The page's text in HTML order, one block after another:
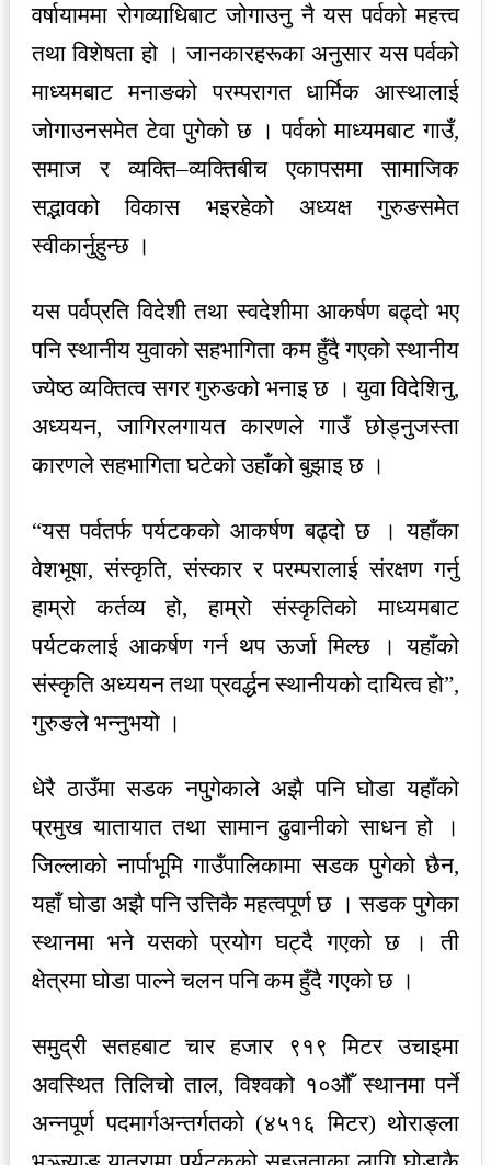
वर्षायाममा रोगव्याधिबाट जोगाउनु नै यस पर्वको महत्त्व
तथा विशेषता हो । जानकारहरूका अनुसार यस पर्वको
माध्यमबाट मनाङको परम्परागत धार्मिक आस्थालाई
जोगाउनसमेत टेवा पुगेको छ । पर्वको माध्यमबाट गाउँ,
समाज र व्यक्ति–व्यक्तिबीच एकापसमा सामाजिक
सद्भावको विकास भइरहेको अध्यक्ष गुरुङसमेत
स्वीकार्नुहुन्छ ।
यस पर्वप्रति विदेशी तथा स्वदेशीमा आकर्षण बढ्दो भए
पनि स्थानीय युवाको सहभागिता कम हुँदै गएको स्थानीय
ज्येष्ठ व्यक्तित्व सगर गुरुङको भनाइ छ । युवा विदेशिनु,
अध्ययन, जागिरलगायत कारणले गाउँ छोड्नुजस्ता
कारणले सहभागिता घटेको उहाँको बुझाइ छ ।
“यस पर्वतर्फ पर्यटकको आकर्षण बढ्दो छ । यहाँका
वेशभूषा, संस्कृति, संस्कार र परम्परालाई संरक्षण गर्नु
हाम्रो कर्तव्य हो, हाम्रो संस्कृतिको माध्यमबाट
पर्यटकलाई आकर्षण गर्न थप ऊर्जा मिल्छ । यहाँको
संस्कृति अध्ययन तथा प्रवर्द्धन स्थानीयको दायित्व हो”,
गुरुङले भन्नुभयो ।
धेरै ठाउँमा सडक नपुगेकाले अझै पनि घोडा यहाँको
प्रमुख यातायात तथा सामान ढुवानीको साधन हो ।
जिल्लाको नार्पाभूमि गाउँपालिकामा सडक पुगेको छैन,
यहाँ घोडा अझै पनि उत्तिकै महत्वपूर्ण छ । सडक पुगेका
स्थानमा भने यसको प्रयोग घट्दै गएको छ । ती
क्षेत्रमा घोडा पाल्ने चलन पनि कम हुँदै गएको छ ।
समुद्री सतहबाट चार हजार ९१९ मिटर उचाइमा
अवस्थित तिलिचो ताल, विश्वको १०औँ स्थानमा पर्ने
अन्नपूर्ण पदमार्गअन्तर्गतको (४५१६ मिटर) थोराङ्ला